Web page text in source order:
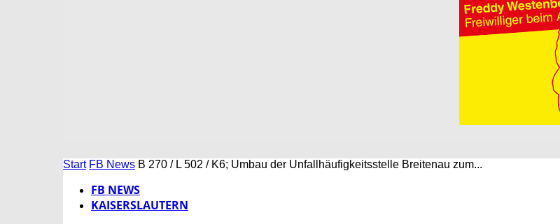
Start FB News B 270 / L 502 / K6; Umbau der Unfallhäufigkeitsstelle Breitenau zum...
FB NEWS
KAISERSLAUTERN